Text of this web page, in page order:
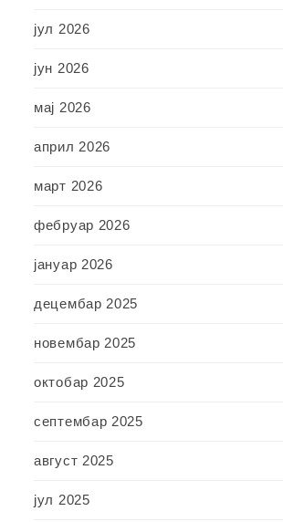
јул 2026
јун 2026
мај 2026
април 2026
март 2026
фебруар 2026
јануар 2026
децембар 2025
новембар 2025
октобар 2025
септембар 2025
август 2025
јул 2025